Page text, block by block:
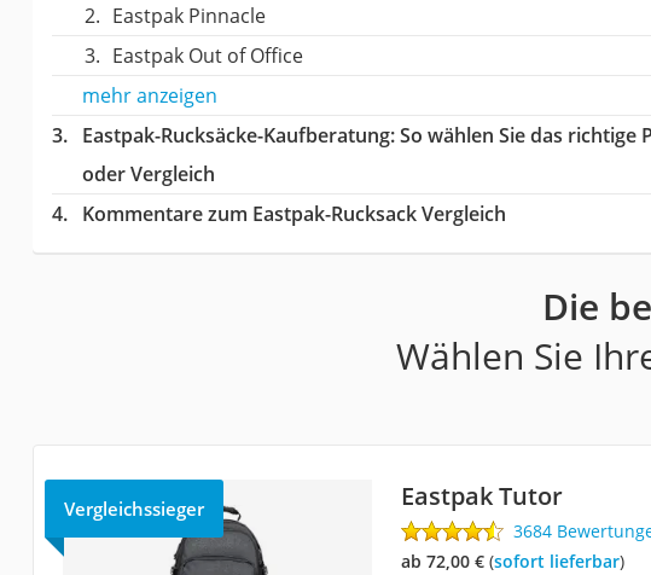
Eastpak Pinnacle
Eastpak Out of Office
mehr anzeigen
Eastpak-Rucksäcke-Kaufberatung: So wählen Sie das richtige
oder Vergleich
Kommentare zum Eastpak-Rucksack Vergleich
Die
Wählen Sie
Vergleichssieger Eastpak Tutor
3684
ab 72,00 €( Sofort lieferbar)